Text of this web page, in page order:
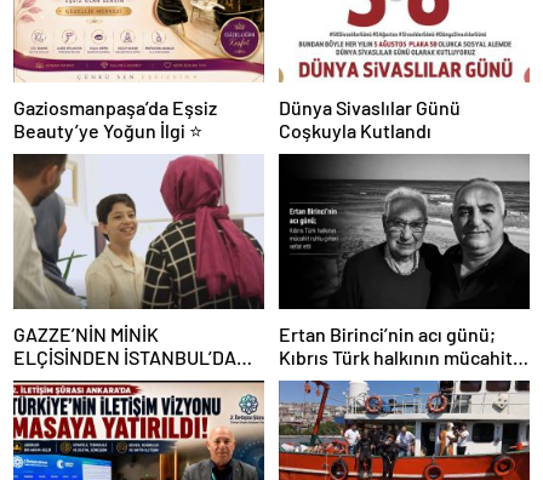
Gaziosmanpaşa’da Eşsiz
Beauty’ye Yoğun İlgi ⭐
Dünya Sivaslılar Günü
Coşkuyla Kutlandı
GAZZE’NİN MİNİK
ELÇİSİNDEN İSTANBUL’DA
DUYGUSAL MESAJ: “BURASI
BENİM İKİNCİ EVİM”
Ertan Birinci’nin acı günü;
Kıbrıs Türk halkının mücahit
ruhlu çınarı vefat etti